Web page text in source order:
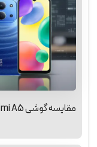
مقایسه گوشی Redmi A5 با ردمی 15C؛ کدام را بخریم؟